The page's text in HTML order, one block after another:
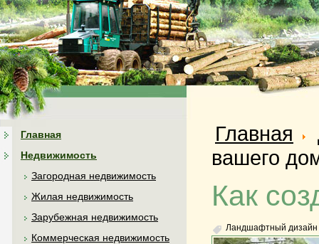
Главная
Недвижимость
Загородная недвижимость
Жилая недвижимость
Зарубежная недвижимость
Коммерческая недвижимость
Главная
вашего
Как
Ландшафтный дизайн